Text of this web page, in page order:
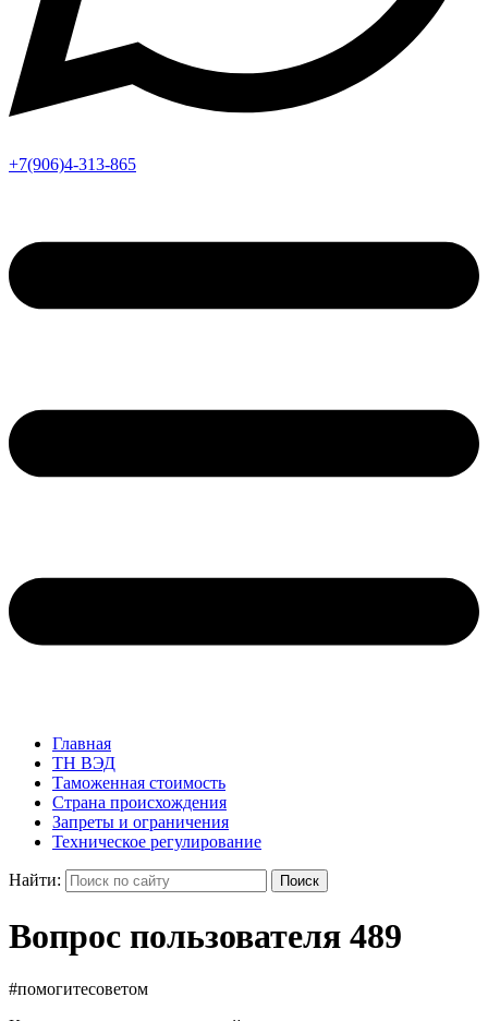
+7(906)4-313-865
Главная
ТН ВЭД
Таможенная стоимость
Страна происхождения
Запреты и ограничения
Техническое регулирование
Найти: Поиск
Вопрос пользователя 489
#помогитесоветом